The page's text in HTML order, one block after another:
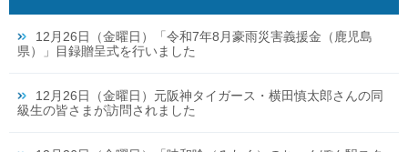
12月26日（金曜日）「令和7年8月豪雨災害義援金（鹿児島
県）」目録贈呈式を行いました
12月26日（金曜日）元阪神タイガース・横田慎太郎さんの同
級生の皆さまが訪問されました